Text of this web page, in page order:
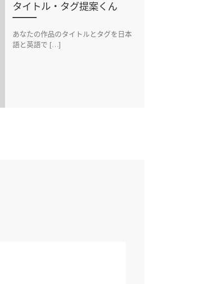
タイトル・タグ提案くん
あなたの作品のタイトルとタグを日本
語と英語で […]